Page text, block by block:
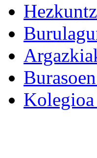
Kolegioa